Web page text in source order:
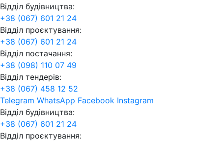
Відділ будівництва:
+38 (067) 601 21 24
Відділ проєктування:
+38 (067) 601 21 24
Відділ постачання:
+38 (098) 110 07 49
Відділ тендерів:
+38 (067) 458 12 52
Telegram WhatsApp Facebook Instagram
Відділ будівництва:
+38 (067) 601 21 24
Відділ проєктування: